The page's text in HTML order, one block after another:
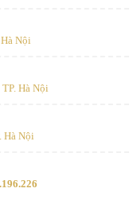
Nội
Hà Nội
Hà Nội